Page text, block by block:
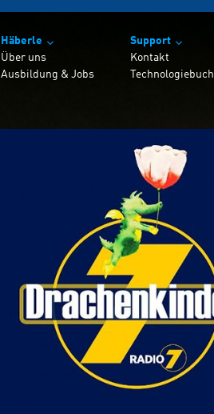
Häberle
Über uns
Ausbildung & Jobs
Support
Kontakt
Technologiebuch